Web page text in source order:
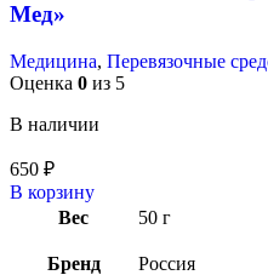
Мед»
Медицина, Перевязочные
Оценка 0 из 5
В наличии
650 ₽
В корзину
Вес
50 г
Бренд Россия